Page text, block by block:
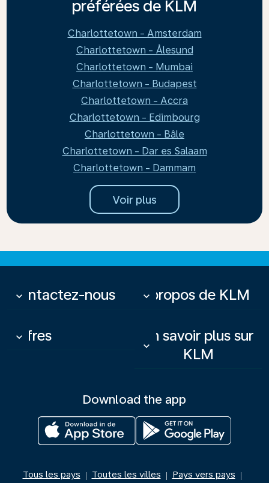
préférées de KLM
Charlottetown - Amsterdam
Charlottetown - Ålesund
Charlottetown - Mumbai
Charlottetown - Budapest
Charlottetown - Accra
Charlottetown - Edimbourg
Charlottetown - Bâle
Charlottetown - Dar es Salaam
Charlottetown - Dammam
Voir plus
Contactez-nous
keyboard_arrow_down À propos de KLM
keyboard_arrow_down
Offres
keyboard_arrow_down
En savoir plus sur
KLM
keyboard_arrow_down
Download the app
Tous les pays | Toutes les villes | Pays vers pays |